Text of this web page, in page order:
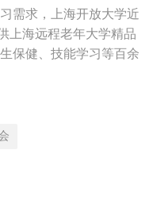
需求，上海开放大学近
上海远程老年大学精品
保健、技能学习等百余